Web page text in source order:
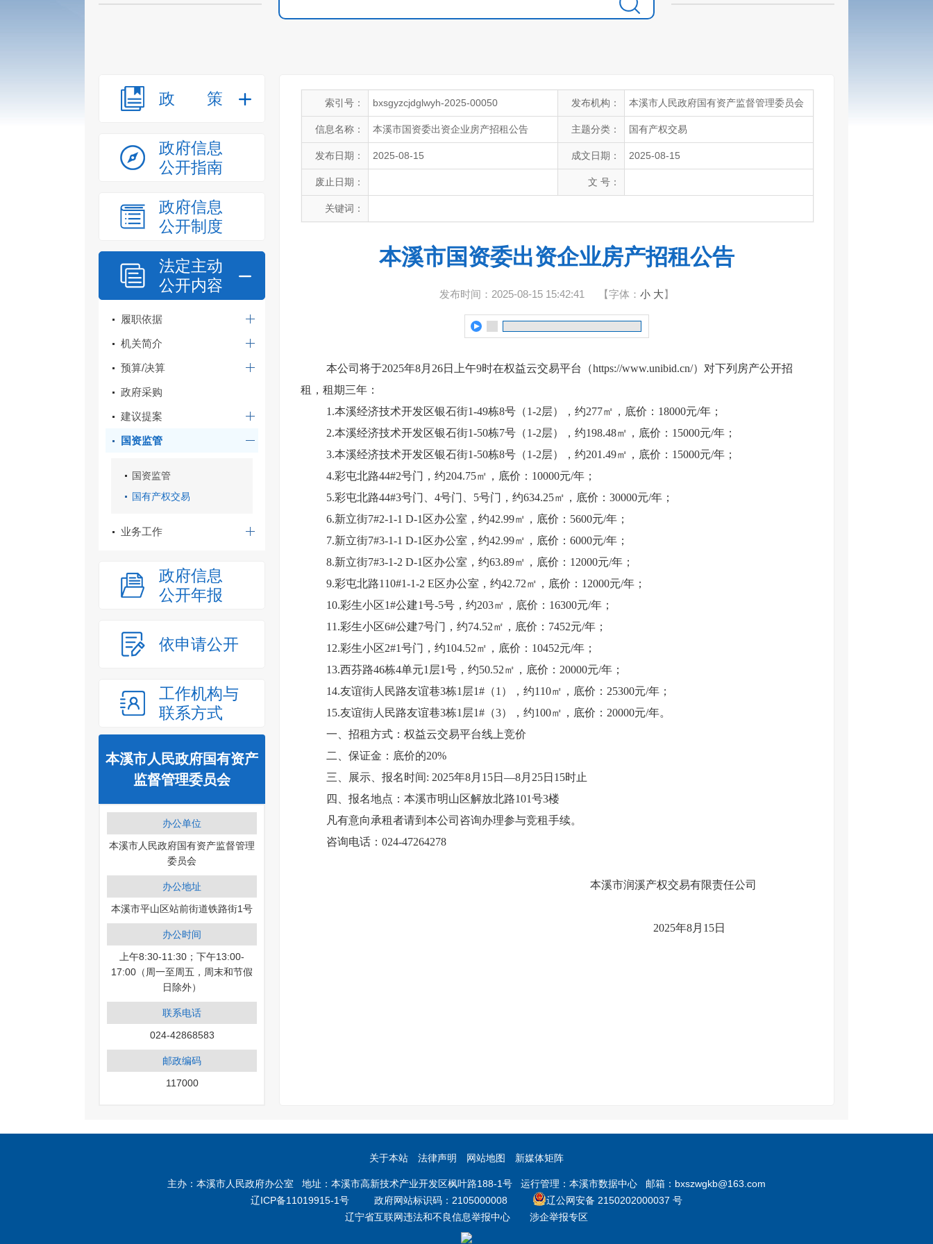
政策
政府信息
公开指南
政府信息
公开制度
法定主动
公开内容
履职依据
机关简介
预算/决算
政府采购
建议提案
国资监管
国资监管
国有产权交易
业务工作
政府信息
公开年报
依申请公开
工作机构与
联系方式
本溪市人民政府国有资产
监督管理委员会
办公单位
本溪市人民政府国有资产监督管理
委员会
办公地址
本溪市平山区站前街道铁路街1号
办公时间
上午8:30-11:30；下午13:00-
17:00（周一至周五，周末和节假
日除外）
联系电话
024-42868583
邮政编码
117000
索引号： bxsgyzcjdglwyh-2025-00050 发布机构： 本溪市人民政府国有资产监督管理委员会
信息名称： 本溪市国资委出资企业房产招租公告 主题分类： 国有产权交易
发布日期： 2025-08-15 成文日期： 2025-08-15
废止日期： 文 号：
关键词：
本溪市国资委出资企业房产招租公告
发布时间：2025-08-15 15:42:41 【字体： 小 大】
本公司将于2025年8月 26日上午9时在权益云交易平台（https://www.unibid.cn/）对下列房产公开招
租 ，租期三年：
1.本溪经济技术开发区银石街1-49栋8号（1-2层） ，约277㎡，底价：18000元/年；
2.本溪经济技术开发区银石街1-50栋7号（1-2层） ，约198.48㎡，底价：15000元/年；
3.本溪经济技术开发区银石街1-50栋8号（1-2层） ，约201.49㎡，底价：15000元/年 ；
4.彩屯北路44#2号门，约204.75㎡，底价：10000元/年；
5.彩屯北路44#3号门、4号门、5号门，约634.25㎡，底价：30000元/年；
6.新立街7#2-1-1 D-1区办公室，约42.99㎡，底价：5600元/年；
7.新立街7#3-1-1 D-1区办公室，约42.99㎡，底价：6000元/年；
8.新立街7#3-1-2 D-1区办公室，约63.89㎡，底价：12000元/年；
9.彩屯北路110#1-1-2 E区办公室，约42.72㎡，底价：12000元/年；
10.彩生小区1#公建1号-5号，约203㎡，底价：16300元/年；
11.彩生小区6#公建7号门，约74.52㎡，底价：7452元/年；
12.彩生小区2#1号门，约104.52㎡，底价：10452元/年；
13.西芬路46栋4单元1层1号，约50.52㎡，底价：20000元/年；
14.友谊街人民路友谊巷3栋1层1#（1），约110㎡，底价：25300元/年；
15.友谊街人民路友谊巷3栋1层1#（3），约100㎡，底价：20000元/年。
一、招租方式：权益云交易平台线上竞价
二、保证金：底价的20%
三、展示、报名时间: 2025年8月 15日—8月 25日 15时止
四、报名地点：本溪市明山区解放北路101号3楼
凡有意向承租者请到本公司咨询办理参与竞租手续。
咨询电话： 024-47264278
本溪市润溪产权交易有限责任公司
2025年8月 15日
关于本站 法律声明 网站地图 新媒体矩阵
主办：本溪市人民政府办公室 地址：本溪市高新技术产业开发区枫叶路188-1号 运行管理：本溪市数据中心 邮箱：bxszwgkb@163.com
辽ICP备11019915-1号 政府网站标识码：2105000008
辽公网安备 2150202000037 号
辽宁省互联网违法和不良信息举报中心
涉企举报专区